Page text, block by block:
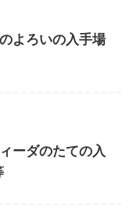
よろいの入手場
ーダのたての入